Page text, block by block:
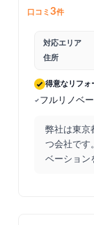
口コミ3件
対応エリア
住所
得意なリフォ
フルリノベ
弊社は東京
つ会社です
ベーション